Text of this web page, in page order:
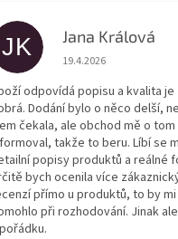
JK Jana Králová
Hodnocení obchodu
19.4.2026
odpovídá popisu a kvalita je
Dodání bylo o něco delší,
čekala, ale obchod mě o tom
takže to beru. Líbí se
popisy produktů a reálné
bych ocenila více
přímo u produktů, to by mi
při rozhodování. Jinak